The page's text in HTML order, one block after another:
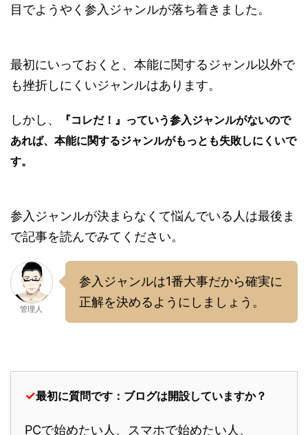
目でようやく参入ジャンルが落ち着きました。
最初にいっておくと、本能に関するジャンル以外で
も挫折しにくいジャンルはあります。
しかし、
『コレだ！』っていう参入ジャンルがないので
あれば、本能に関するジャンルがもっとも失敗しにくいで
す。
参入ジャンルが決まらなくて悩んでいる人は最後ま
で記事を読んでみてください。
管理人
参入ジャンルは1番大事だから確実に
正解を決めるようにしましょう。
✓最初に質問です：ブログは開設していますか？
PCで始めたい人、スマホで始めたい人、